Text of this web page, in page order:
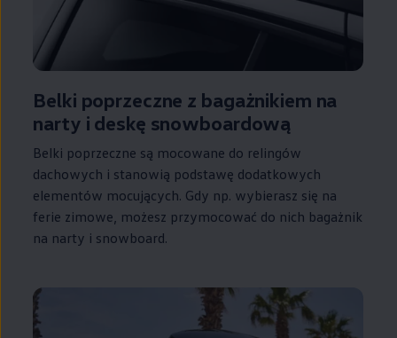
Belki poprzeczne z bagażnikiem na
narty i deskę snowboardową
Belki poprzeczne są mocowane do relingów
dachowych i stanowią podstawę dodatkowych
elementów mocujących. Gdy np. wybierasz się na
ferie zimowe, możesz przymocować do nich bagażnik
na narty i snowboard.